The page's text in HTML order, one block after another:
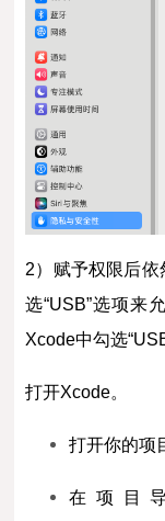
2）赋予权限后依
选“USB”选项来
Xcode中勾选
打开Xcode。
打开你的项
在项目